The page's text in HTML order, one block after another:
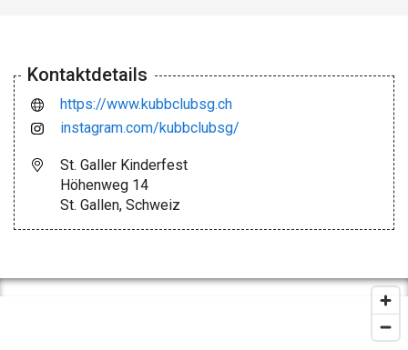
Kontaktdetails
https://www.kubbclubsg.ch
instagram.com/kubbclubsg/
St. Galler Kinderfest
Höhenweg 14
St. Gallen, Schweiz